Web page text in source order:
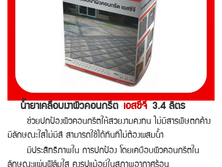
น้ำยาเคลือบเงาผิวคอนกรีต เอสซีจี 3.4 ลิตร
ช่วยปกป้องผิวคอนกรีตให้สวยงามคงทน ไม่มีสารพิษตกค้าง
มีลักษณะใสไม่มีสี สามารถใช้ได้ทันทีไม่ต้องผสมน้ำ
มีประสิทธิภาพใน การปกป้อง โดยเคบือบผิวคอนกรีตใน
ลักษณะแผ่นฟิล์มใส คงรูปแม้อยู่ในสภาพอากาศร้อน